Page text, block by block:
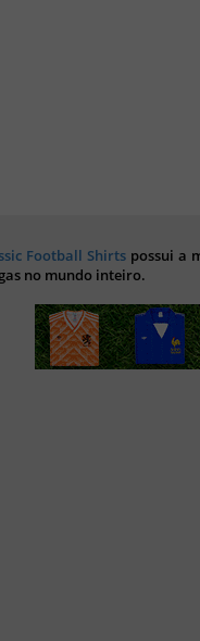
Football Shirts possui a
no mundo inteiro.